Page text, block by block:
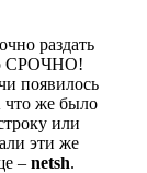
раздать
СРОЧНО!
появилось
что же было
или
эти же
– netsh.